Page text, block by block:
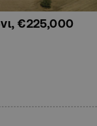
€225,000